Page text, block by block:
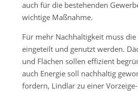
auch für die bestehenden
wichtige Maßnahme.
Für mehr Nachhaltigkeit muss
eingeteilt und genutzt werden.
und Flächen sollen effizient
auch Energie soll nachhaltig
fordern, Lindlar zu einer